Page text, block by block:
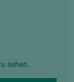
sehen.